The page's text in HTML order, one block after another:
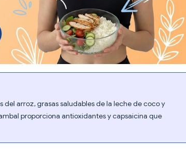
arroz, grasas saludables de la leche de coco y
proporciona antioxidantes y capsaicina que